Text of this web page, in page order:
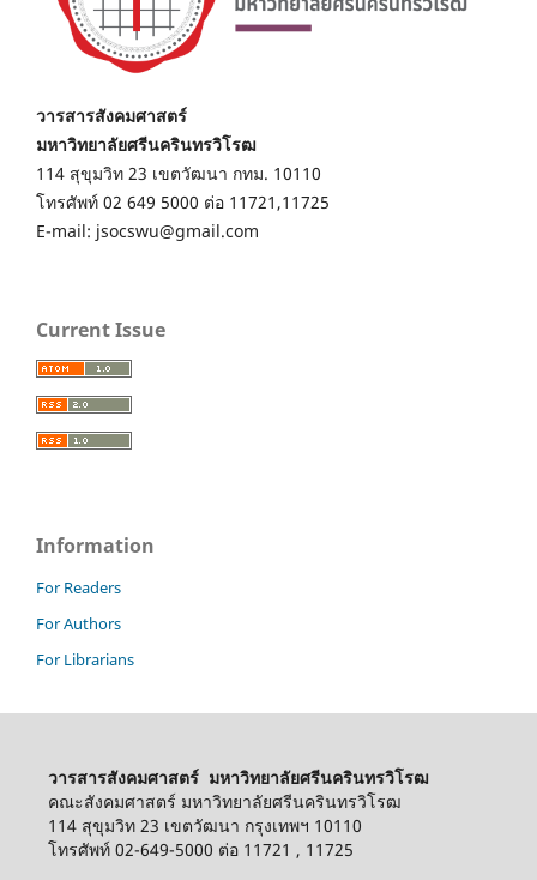
วารสารสังคมศาสตร์
มหาวิทยาลัยศรีนครินทรวิโรฒ
114 สุขุมวิท 23 เขตวัฒนา กทม. 10110
โทรศัพท์ 02 649 5000 ต่อ 11721,11725
E-mail: jsocswu@gmail.com
Current Issue
Information
For Readers
For Authors
For Librarians
วารสารสังคมศาสตร์ มหาวิทยาลัยศรีนครินทรวิโรฒ
คณะสังคมศาสตร์ มหาวิทยาลัยศรีนครินทรวิโรฒ
114 สุขุมวิท 23 เขตวัฒนา กรุงเทพฯ 10110
โทรศัพท์ 02-649-5000 ต่อ 11721 , 11725